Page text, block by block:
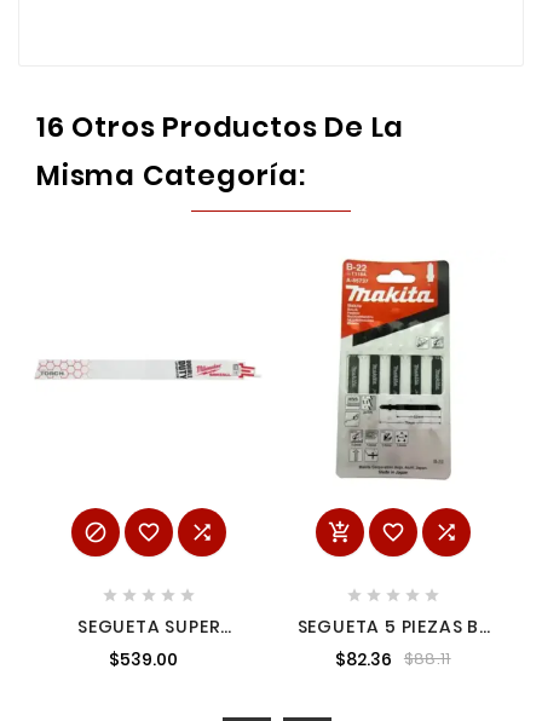
16 Otros Productos De La
Misma Categoría:
  
    
SEGUETA SUPER
SAWZALL 14 DPP X 12 L
MILWAUKEE
$539.00
  
    
SEGUETA 5 PIEZAS B-
21 MAKITA A85737 1
$82.36 $88.11